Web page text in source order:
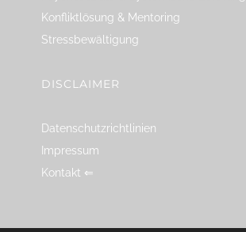
Konfliktlösung & Mentoring
Stressbewältigung
DISCLAIMER
Datenschutzrichtlinien
Impressum
Kontakt ⇐